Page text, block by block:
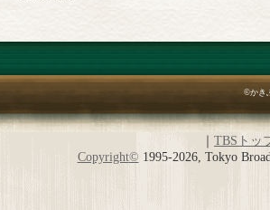
©かき
｜ TBSトッ
Copyright© 1995-2026, Tokyo